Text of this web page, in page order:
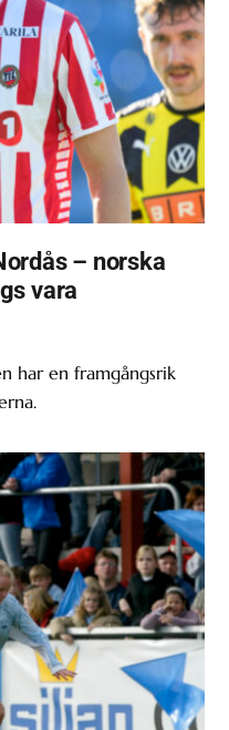
– norska
vara
har en framgångsrik